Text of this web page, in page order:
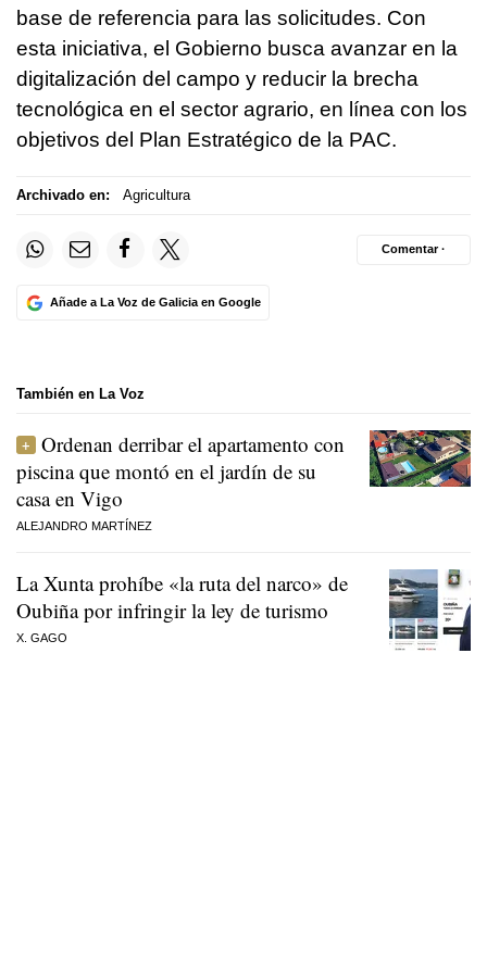
base de referencia para las solicitudes. Con
esta iniciativa, el Gobierno busca avanzar en la
digitalización del campo y reducir la brecha
tecnológica en el sector agrario, en línea con los
objetivos del Plan Estratégico de la PAC.
Archivado en: Agricultura
Añade a La Voz de Galicia en Google
Comentar ·
También en La Voz
Ordenan derribar el apartamento con
piscina que montó en el jardín de su
casa en Vigo
ALEJANDRO MARTÍNEZ
La Xunta prohíbe «la ruta del narco» de
Oubiña por infringir la ley de turismo
X. GAGO